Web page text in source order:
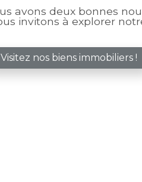
avons deux bonnes
invitons à explorer
Visitez nos biens immobiliers !